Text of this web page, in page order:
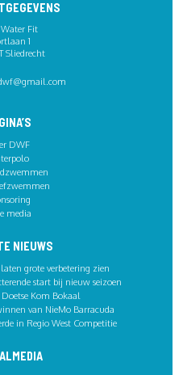
Fit
1
Sliedrecht
DWF
media
NIEUWS
grote verbetering zien
start bij nieuw seizoen
Kom Bokaal
van NieMo Barracuda
in Regio West Competitie